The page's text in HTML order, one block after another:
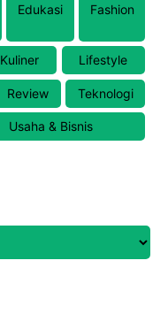
Edukasi Fashion
Kuliner Lifestyle
Review Teknologi
Usaha & Bisnis